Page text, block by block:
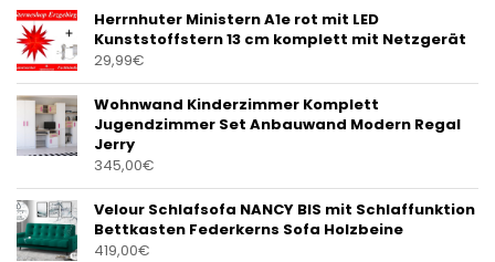
Herrnhuter Ministern A1e rot mit LED
Kunststoffstern 13 cm komplett mit Netzgerät
29,99€
Wohnwand Kinderzimmer Komplett
Jugendzimmer Set Anbauwand Modern Regal
Jerry
345,00€
Velour Schlafsofa NANCY BIS mit Schlaffunktion
Bettkasten Federkerns Sofa Holzbeine
419,00€